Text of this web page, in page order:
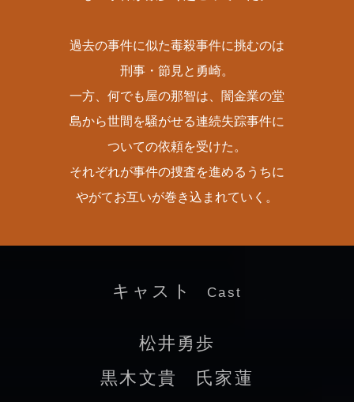
過去の事件に似た毒殺事件に挑むのは
刑事・節見と勇崎。
一方、何でも屋の那智は、闇金業の堂
島から世間を騒がせる連続失踪事件に
ついての依頼を受けた。
それぞれが事件の捜査を進めるうちに
やがてお互いが巻き込まれていく。
キャスト Cast
松井勇歩
黒木文貴 氏家蓮